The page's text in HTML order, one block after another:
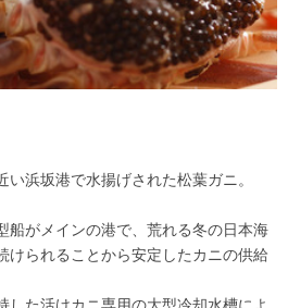
浜坂港で水揚げされた松葉ガニ。
がメインの港で、荒れる冬の日本海
けられることから安定したカニの供給